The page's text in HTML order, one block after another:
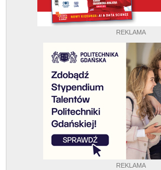
REKLAMA
REKLAMA